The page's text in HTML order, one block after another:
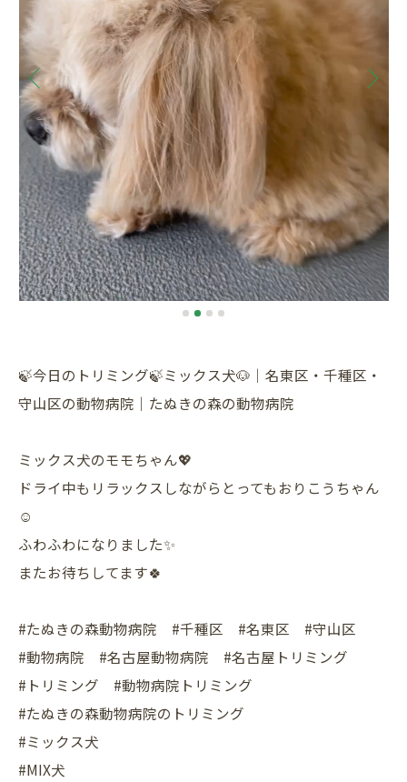
🍃今日のトリミング🍃ミックス犬🐶｜名東区・千種区・
守山区の動物病院｜たぬきの森の動物病院
ミックス犬のモモちゃん💖
ドライ中もリラックスしながらとってもおりこうちゃん
☺️
ふわふわになりました✨
またお待ちしてます🍀
#たぬきの森動物病院 #千種区 #名東区 #守山区
#動物病院 #名古屋動物病院 #名古屋トリミング
#トリミング #動物病院トリミング
#たぬきの森動物病院のトリミング
#ミックス犬
#MIX犬